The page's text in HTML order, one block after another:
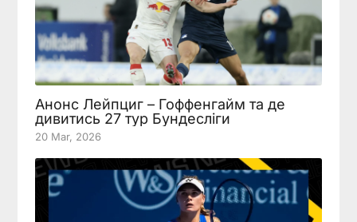
Анонс Лейпциг – Гоффенгайм та де
дивитись 27 тур Бундесліги
20 Mar, 2026